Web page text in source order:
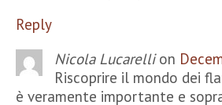
Reply
Nicola Lucarellion
Riscoprire il mondo dei
è veramente importante e